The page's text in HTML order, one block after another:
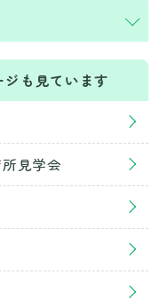
も見ています
見学会